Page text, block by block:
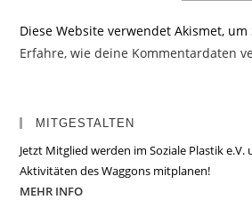
Diese Website verwendet Akismet,
Erfahre, wie deine Kommentardaten
MITGESTALTEN
Jetzt Mitglied werden im Soziale Plastik
Aktivitäten des Waggons mitplanen!
MEHR INFO